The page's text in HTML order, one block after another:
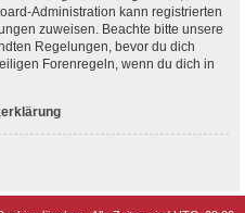
Administration kann registrierten
zuweisen. Beachte bitte unsere
Regelungen, bevor du dich
Forenregeln, wenn du dich in